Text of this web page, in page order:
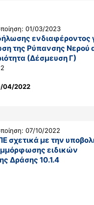
01/03/2023
ενδιαφέροντος
της Ρύπανσης Νερού
(Δέσμευση Γ)
04/2022
07/10/2022
σχετικά με την
ειδικών
Δράσης 10.1.4